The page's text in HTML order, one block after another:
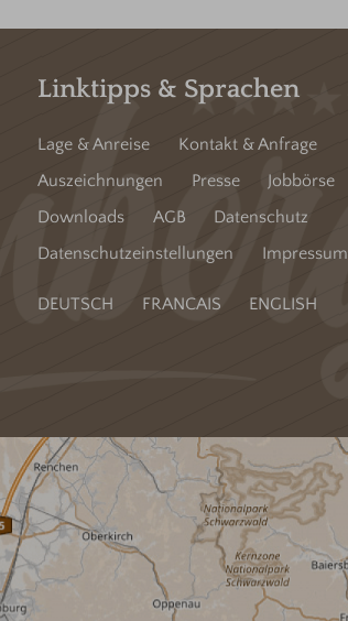
Linktipps & Sprachen
Lage & Anreise
Kontakt & Anfrage
Auszeichnungen
Presse
Jobbörse
Downloads
AGB
Datenschutz
Datenschutzeinstellungen
Impressum
DEUTSCH FRANCAIS ENGLISH